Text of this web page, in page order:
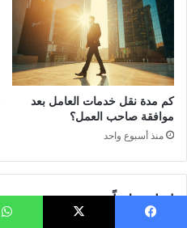
كم مدة نقل خدمات العامل بعد
موافقة صاحب العمل؟
منذ أسبوع واحد
اترك تعليقاً